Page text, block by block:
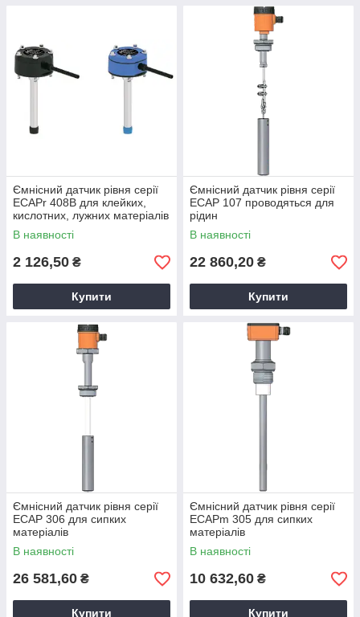
Ємнісний датчик рівня серії
ECAPr 408B для клейких,
кислотних, лужних матеріалів
В наявності
2 126,50 ₴
Купити
Ємнісний датчик рівня серії
ECAP 107 проводяться для
рідин
В наявності
22 860,20 ₴
Купити
Ємнісний датчик рівня серії
ECAP 306 для сипких
матеріалів
В наявності
26 581,60 ₴
Купити
Ємнісний датчик рівня серії
ECAPm 305 для сипких
матеріалів
В наявності
10 632,60 ₴
Купити